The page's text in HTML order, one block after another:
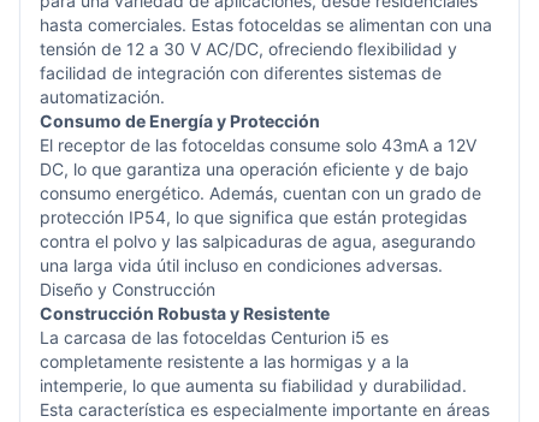
hasta comerciales. Estas fotoceldas se alimentan con una
tensión de 12 a 30 V AC/DC, ofreciendo flexibilidad y
facilidad de integración con diferentes sistemas de
automatización.
Consumo de Energía y Protección
El receptor de las fotoceldas consume solo 43mA a 12V
DC, lo que garantiza una operación eficiente y de bajo
consumo energético. Además, cuentan con un grado de
protección IP54, lo que significa que están protegidas
contra el polvo y las salpicaduras de agua, asegurando
una larga vida útil incluso en condiciones adversas.
Diseño y Construcción
Construcción Robusta y Resistente
La carcasa de las fotoceldas Centurion i5 es
completamente resistente a las hormigas y a la
intemperie, lo que aumenta su fiabilidad y durabilidad.
Esta característica es especialmente importante en áreas